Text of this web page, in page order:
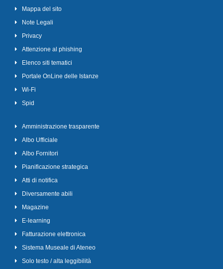
Mappa del sito
Note Legali
Privacy
Attenzione al phishing
Elenco siti tematici
Portale OnLine delle Istanze
Wi-Fi
Spid
Amministrazione trasparente
Albo Ufficiale
Albo Fornitori
Pianificazione strategica
Atti di notifica
Diversamente abili
Magazine
E-learning
Fatturazione elettronica
Sistema Museale di Ateneo
Solo testo / alta leggibilità